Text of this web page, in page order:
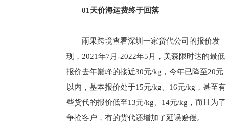
01天价海运费终于回落
雨果跨境查看深圳一家货代公司的报价发
现，2021年7月-2022年5月，美森限时达的最低
报价去年巅峰的接近30元/kg，今年已降至20元
以内，基本报价处于15元/kg、16元/kg，甚至有
些货代的报价低至13元/kg、14元/kg，而且为了
争抢客户，有的货代还增加了延误赔偿。